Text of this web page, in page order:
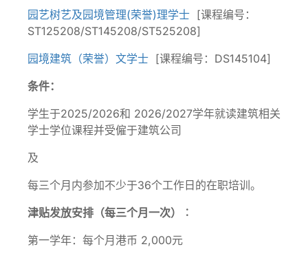
园艺树艺及园境管理(荣誉)理学士 [课程编号：
ST125208/ST145208/ST525208]
园境建筑（荣誉）文学士 [课程编号：DS145104]
条件：
学生于2025/2026和 2026/2027学年就读建筑相关
学士学位课程并受僱于建筑公司
及
每三个月内参加不少于36个工作日的在职培训。
津贴发放安排（每三个月一次）︰
第一学年：每个月港币 2,000元